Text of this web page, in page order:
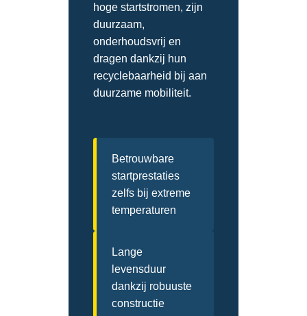
hoge startstromen, zijn
duurzaam,
onderhoudsvrij en
dragen dankzij hun
recyclebaarheid bij aan
duurzame mobiliteit.
Betrouwbare
startprestaties
zelfs bij extreme
temperaturen
Lange
levensduur
dankzij robuuste
constructie